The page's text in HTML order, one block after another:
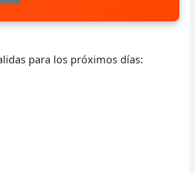
para los próximos días: